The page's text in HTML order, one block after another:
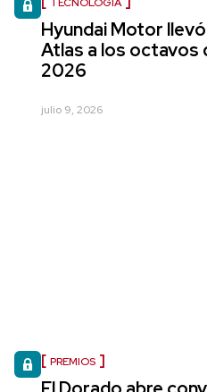
Hyundai Motor
Atlas a los octavos
2026
julio 9, 2026
PREMIOS